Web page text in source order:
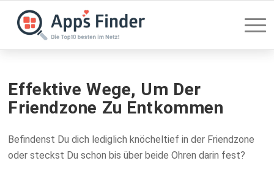
Effektive Wege, Um Der
Friendzone Zu Entkommen
Befindenst Du dich lediglich knöcheltief in der Friendzone
oder steckst Du schon bis über beide Ohren darin fest?